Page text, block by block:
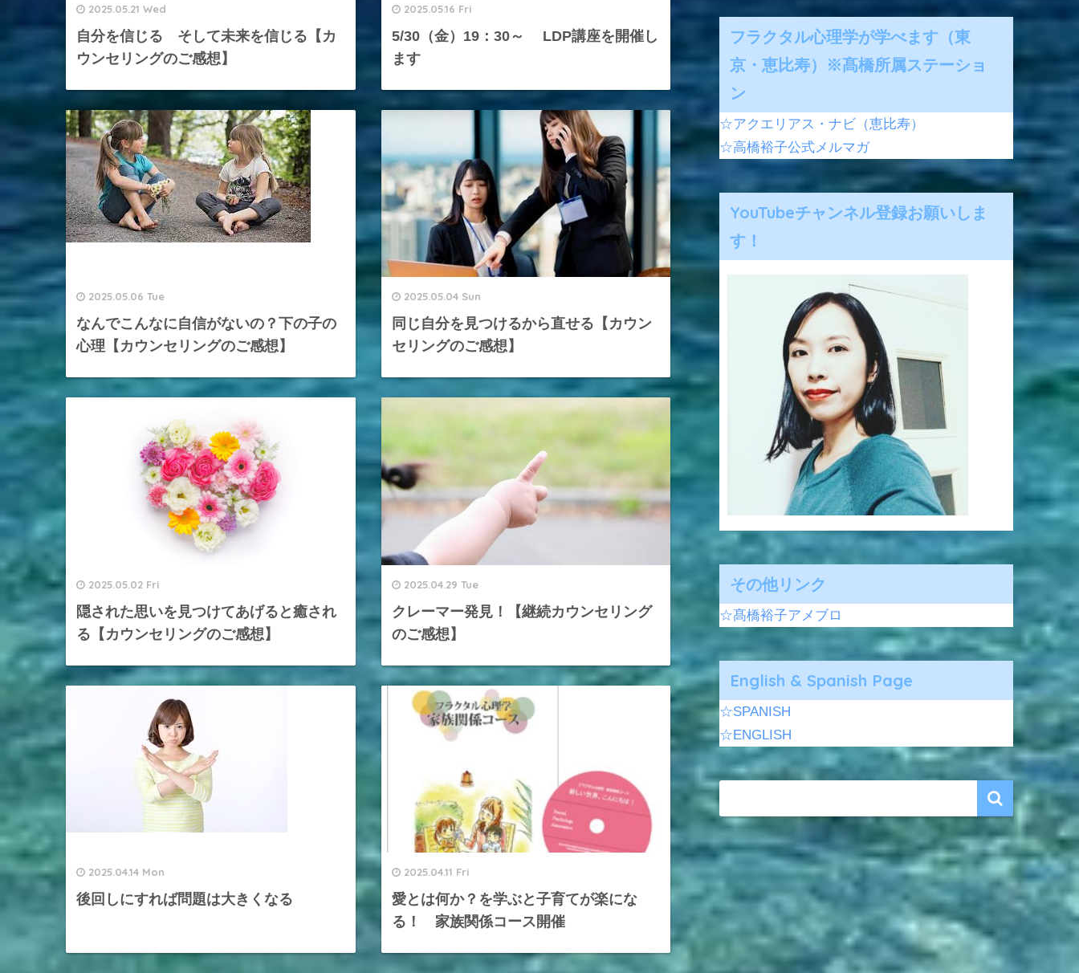
2025.05.21 Wed
自分を信じる そして未来を信じる【カ
ウンセリングのご感想】
2025.05.16 Fri
5/30（金）19：30～ LDP講座を開催し
ます
2025.05.06 Tue
なんでこんなに自信がないの？下の子の
心理【カウンセリングのご感想】
2025.05.04 Sun
同じ自分を見つけるから直せる【カウン
セリングのご感想】
2025.05.02 Fri
隠された思いを見つけてあげると癒され
る【カウンセリングのご感想】
2025.04.29 Tue
クレーマー発見！【継続カウンセリング
のご感想】
2025.04.14 Mon
後回しにすれば問題は大きくなる
2025.04.11 Fri
愛とは何か？を学ぶと子育てが楽にな
る！ 家族関係コース開催
フラクタル心理学が学べます（東
京・恵比寿）※髙橋所属ステーショ
ン
☆アクエリアス・ナビ（恵比寿）
☆高橋裕子公式メルマガ
YouTubeチャンネル登録お願いしま
す！
その他リンク
☆髙橋裕子アメブロ
English & Spanish Page
☆SPANISH
☆ENGLISH